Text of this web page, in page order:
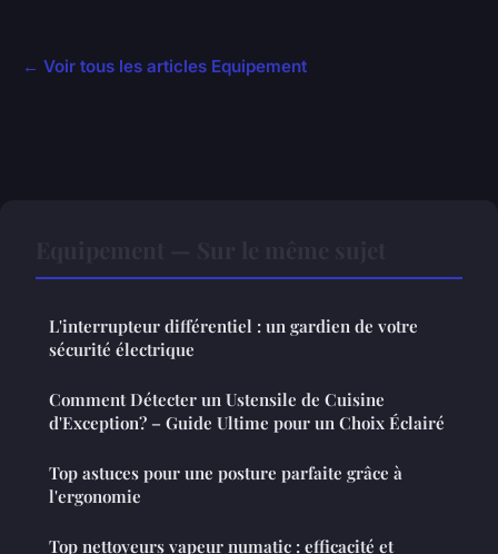
← Voir tous les articles Equipement
L'interrupteur différentiel : un gardien de votre
sécurité électrique
Comment Détecter un Ustensile de Cuisine
d'Exception? – Guide Ultime pour un Choix Éclairé
Top astuces pour une posture parfaite grâce à
l'ergonomie
Top nettoyeurs vapeur numatic : efficacité et